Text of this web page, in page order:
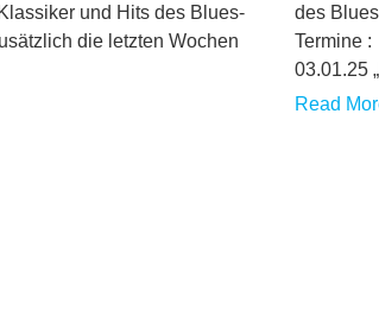
und Hits des Blues-
die letzten Wochen
des
Termine
03.01.25
Read